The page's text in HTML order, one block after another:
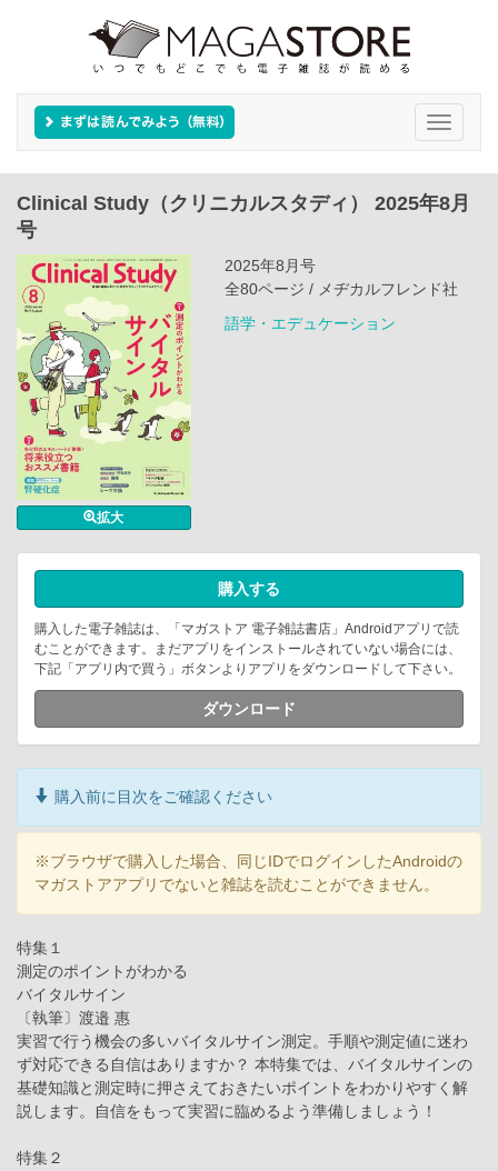
Toggle
Clinical Study（クリニカルスタディ） 2025年8月
号
拡大
2025年8月号
全80ページ / メヂカルフレンド社
語学・エデュケーション
購入する
購入した電子雑誌は、「マガストア 電子雑誌書店」Androidアプリで読
むことができます。まだアプリをインストールされていない場合には、
下記「アプリ内で買う」ボタンよりアプリをダウンロードして下さい。
ダウンロード
購入前に目次をご確認ください
※ブラウザで購入した場合、同じIDでログインしたAndroidの
マガストアアプリでないと雑誌を読むことができません。
特集１
測定のポイントがわかる
バイタルサイン
〔執筆〕渡邉 惠
実習で行う機会の多いバイタルサイン測定。手順や測定値に迷わ
ず対応できる自信はありますか？ 本特集では、バイタルサインの
基礎知識と測定時に押さえておきたいポイントをわかりやすく解
説します。自信をもって実習に臨めるよう準備しましょう！
特集２